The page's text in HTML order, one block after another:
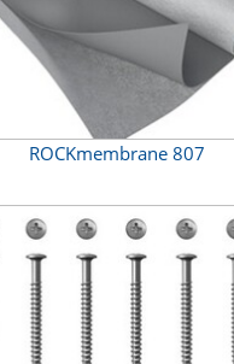
ROCKmembrane 807